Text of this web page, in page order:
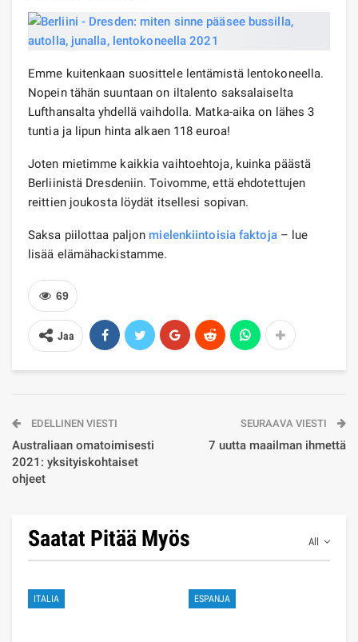
Emme kuitenkaan suosittele lentämistä lentokoneella.
Nopein tähän suuntaan on iltalento saksalaiselta
Lufthansalta yhdellä vaihdolla. Matka-aika on lähes 3
tuntia ja lipun hinta alkaen 118 euroa!
Joten mietimme kaikkia vaihtoehtoja, kuinka päästä
Berliinistä Dresdeniin. Toivomme, että ehdotettujen
reittien joukosta löydät itsellesi sopivan.
Saksa piilottaa paljon mielenkiintoisia faktoja– lue
lisää elämähackistamme.
69
Jaa
EDELLINEN VIESTI
Australiaan omatoimisesti
2021: yksityiskohtaiset
ohjeet
SEURAAVA VIESTI
7 uutta maailman ihmettä
All
Saatat Pitää Myös
ITALIA ESPANJA